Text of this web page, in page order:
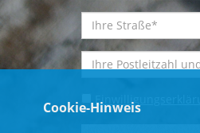
Cookie-Hinweis